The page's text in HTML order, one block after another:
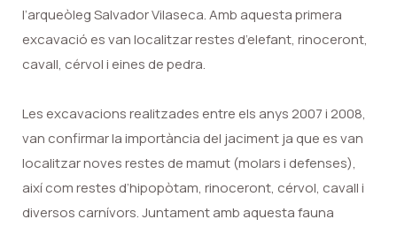
l’arqueòleg Salvador Vilaseca. Amb aquesta primera
excavació es van localitzar restes d’elefant, rinoceront,
cavall, cérvol i eines de pedra.
Les excavacions realitzades entre els anys 2007 i 2008,
van confirmar la importància del jaciment ja que es van
localitzar noves restes de mamut (molars i defenses),
així com restes d’hipopòtam, rinoceront, cérvol, cavall i
diversos carnívors. Juntament amb aquesta fauna